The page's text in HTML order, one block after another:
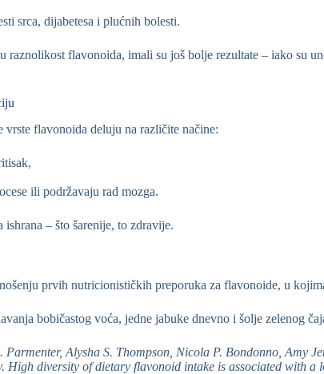
srca, dijabetesa i plućnih bolesti.
raznolikost flavonoida, imali su još bolje rezultate – iako su
vrste flavonoida deluju na različite načine:
ili podržavaju rad mozga.
– što šarenije, to zdravije.
prvih nutricionističkih preporuka za flavonoide, u
bobičastog voća, jedne jabuke dnevno i šolje zelenog
Alysha S. Thompson, Nicola P. Bondonno, Amy
High diversity of dietary flavonoid intake is associated with